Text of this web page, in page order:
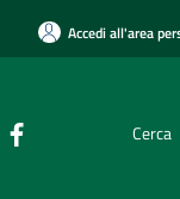
Accedi all'area
Cerca